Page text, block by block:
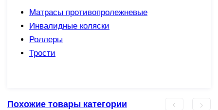
Матрасы противопролежневые
Инвалидные коляски
Роллеры
Трости
Похожие товары категории